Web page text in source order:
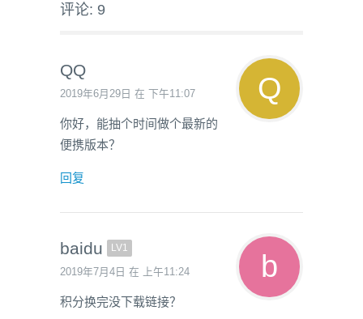
评论: 9
QQ
2019年6月29日 在 下午11:07
你好，能抽个时间做个最新的
便携版本？
回复
baidu LV1
2019年7月4日 在 上午11:24
积分换完没下载链接？